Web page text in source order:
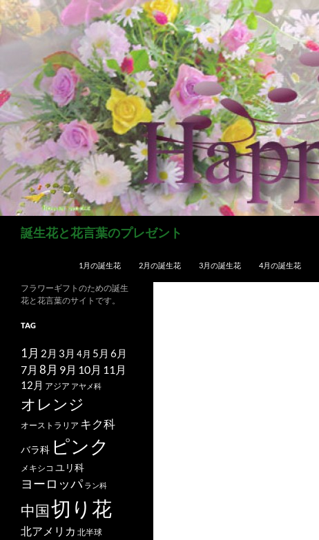
コ
ン
ツ
へ
ス
キ
ッ
プ
誕生花と花言葉のプレゼント
1月の誕生花 2月の誕生花 3月の誕生花 4月の誕生花
フラワーギフトのための誕生
花と花言葉のサイトです。
TAG
1月 2月 3月 4月 5月 6月
7月 8月 9月 10月 11月
12月 アジア アヤメ科
オレンジ
オーストラリア キク科
バラ科 ピンク
メキシコ ユリ科
ヨーロッパ ラン科
中国切り花
北アメリカ 北半球